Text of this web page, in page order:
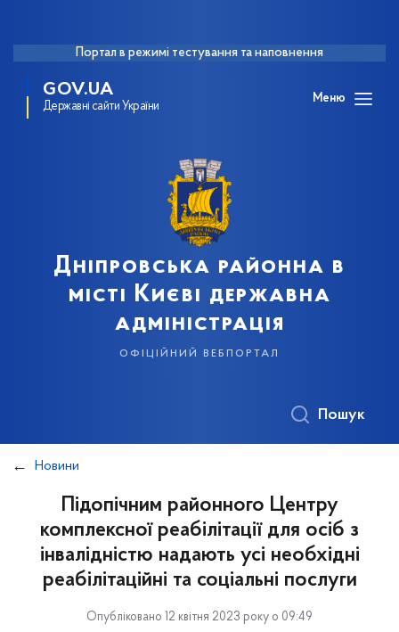
Портал в режимі тестування та наповнення
GOV.UA
Державні сайти України
Меню
Дніпровська районна в
місті Києві державна
адміністрація
офіційний вебпортал
Пошук
Новини
Підопічним районного Центру
комплексної реабілітації для осіб з
інвалідністю надають усі необхідні
реабілітаційні та соціальні послуги
Опубліковано 12 квітня 2023 року о 09:49